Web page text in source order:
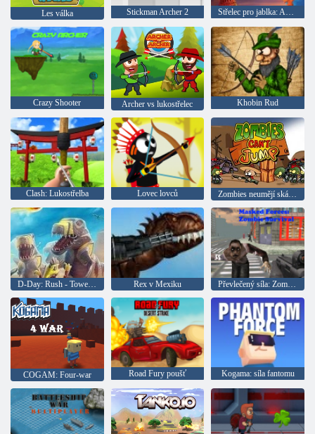
Les válka Stickman Archer 2 Střelec pro jablka: Aktualizováno
Crazy Shooter Archer vs lukostřelec Khobin Rud
Clash: Lukostřelba Lovec lovců Zombies neumějí skákat
D-Day: Rush - Tower Defense Rex v Mexiku Převlečený síla: Zombie Survival
COGAM: Four-war Road Fury poušť Kogama: síla fantomu